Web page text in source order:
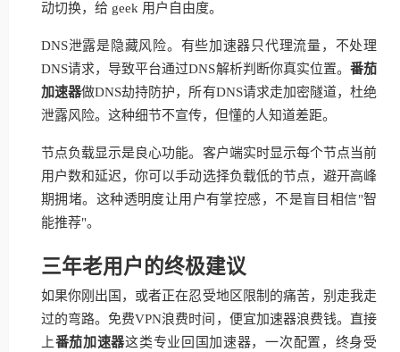
动切换，给 geek 用户自由度。
DNS泄露是隐藏风险。有些加速器只代理流量，不处理
DNS请求，导致平台通过DNS解析判断你真实位置。 番茄
加速器做DNS劫持防护，所有DNS请求走加密隧道，杜绝
泄露风险。这种细节不宣传，但懂的人知道差距。
节点负载显示是良心功能。客户端实时显示每个节点当前
用户数和延迟，你可以手动选择负载低的节点，避开高峰
期拥堵。这种透明度让用户有掌控感，不是盲目相信"智
能推荐"。
三年老用户的终极建议
如果你刚出国，或者正在忍受地区限制的痛苦，别走我走
过的弯路。免费VPN浪费时间，便宜加速器浪费钱。直接
上番茄加速器这类专业回国加速器，一次配置，终身受